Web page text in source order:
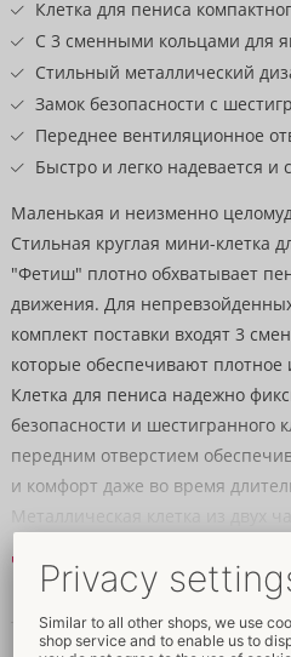
Клетка для пениса
С 3 сменными кольцами для
Стильный металлический
Замок безопасности с
Переднее вентиляционное
Быстро и легко надевается и
Маленькая и неизменно
Стильная круглая мини-клетка
"Фетиш" плотно обхватывает
движения. Для
комплект поставки входят 3
которые обеспечивают
Клетка для пениса надежно
безопасности и шестигранного
передним отверстием
и комфорт даже во время
Металлическая клетка из двух
целомудрие.
Комплект поставки: 1 клетка
Читать далее
Данные и